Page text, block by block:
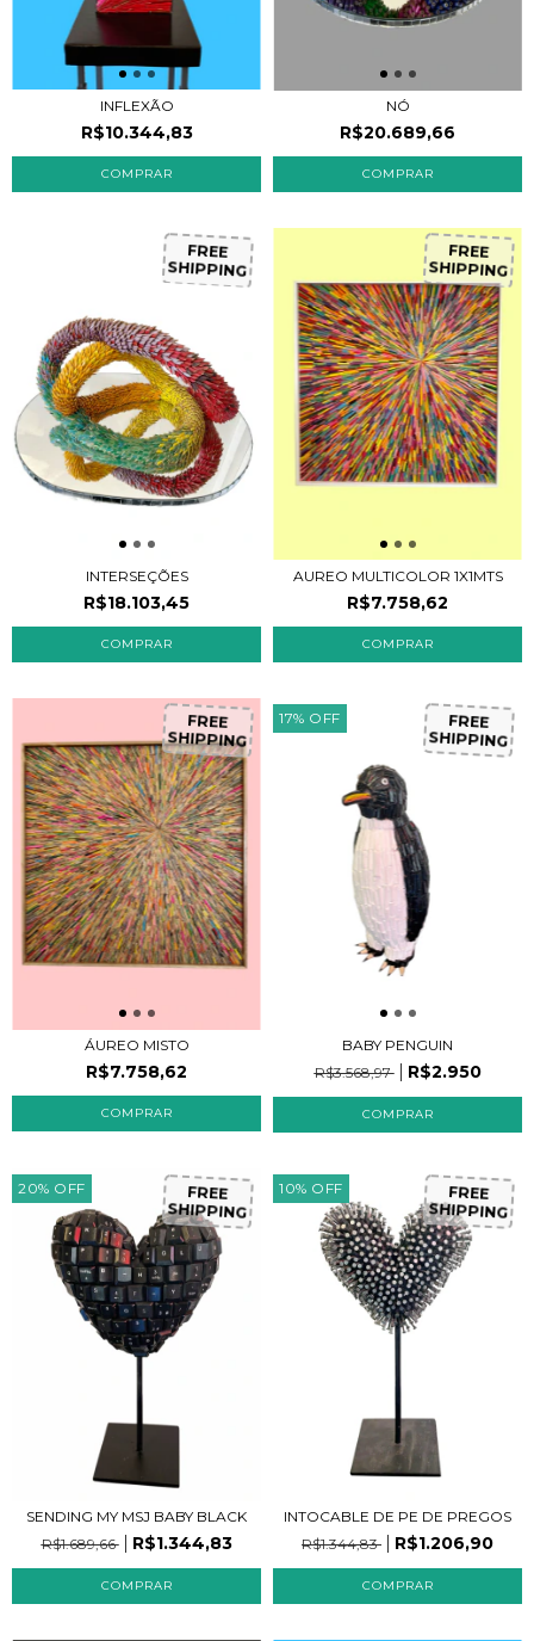
INFLEXÃO
R$10.344,83
NÓ
R$20.689,66
FREE
SHIPPING
INTERSEÇÕES
R$18.103,45
FREE
SHIPPING
AUREO MULTICOLOR 1X1MTS
R$7.758,62
FREE
SHIPPING
ÁUREO MISTO
R$7.758,62
17% OFF FREE
SHIPPING
BABY PENGUIN
R$3.568,97
R$2.950
20% OFF FREE
SHIPPING
SENDING MY MSJ BABY BLACK
R$1.689,66
R$1.344,83
10% OFF FREE
SHIPPING
INTOCABLE DE PE DE PREGOS
R$1.344,83
R$1.206,90